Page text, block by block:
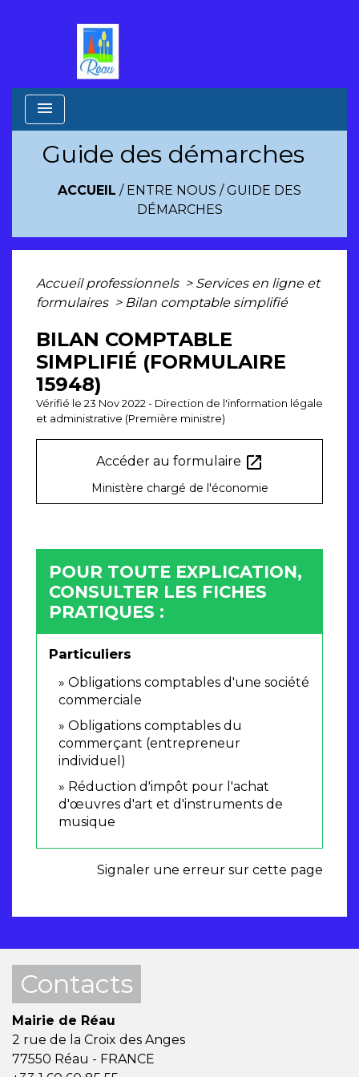
menu
Guide des démarches
ACCUEIL / ENTRE NOUS /GUIDE DES
DÉMARCHES
Accueil professionnels > Services en ligne et
formulaires > Bilan comptable simplifié
BILAN COMPTABLE
SIMPLIFIÉ (FORMULAIRE
15948)
Vérifié le 23 Nov 2022 - Direction de l'information légale
et administrative (Première ministre)
Accéder au formulaire open_in_new
Ministère chargé de l'économie
POUR TOUTE EXPLICATION,
CONSULTER LES FICHES
PRATIQUES :
Particuliers
Obligations comptables d'une société
commerciale
Obligations comptables du
commerçant (entrepreneur
individuel)
Réduction d'impôt pour l'achat
d'œuvres d'art et d'instruments de
musique
Signaler une erreur sur cette page
Contacts
Mairie de Réau
2 rue de la Croix des Anges
77550 Réau - FRANCE